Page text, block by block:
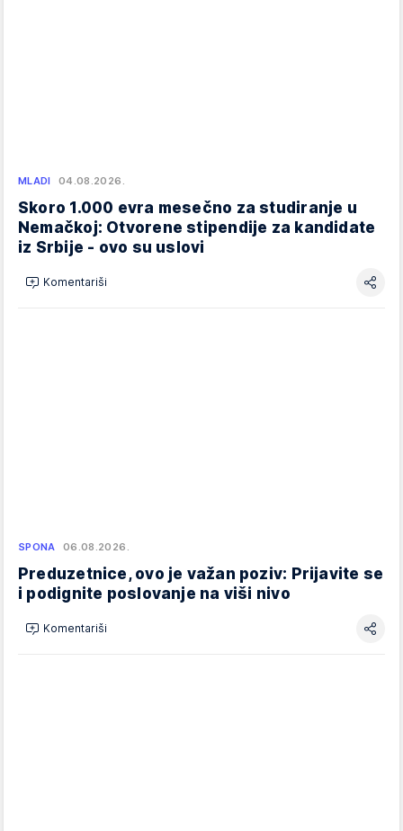
MLADI 04.08.2026.
Skoro 1.000 evra mesečno za studiranje u
Nemačkoj: Otvorene stipendije za kandidate
iz Srbije - ovo su uslovi
Komentariši
SPONA 06.08.2026.
Preduzetnice, ovo je važan poziv: Prijavite se
i podignite poslovanje na viši nivo
Komentariši